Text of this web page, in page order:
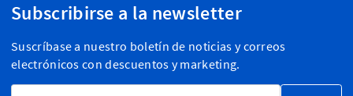
Subscribirse a la newsletter
Suscríbase a nuestro boletín de noticias y correos
electrónicos con descuentos y marketing.